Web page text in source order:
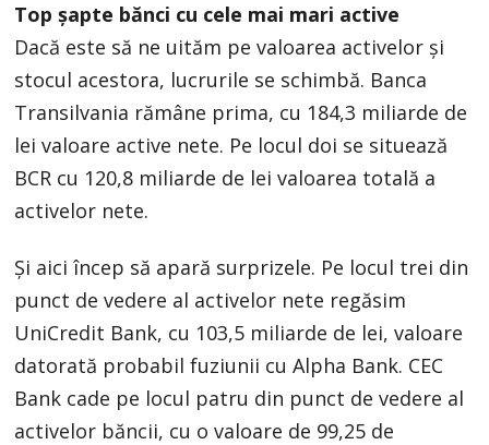
Top șapte bănci cu cele mai mari active
Dacă este să ne uităm pe valoarea activelor și
stocul acestora, lucrurile se schimbă. Banca
Transilvania rămâne prima, cu 184,3 miliarde de
lei valoare active nete. Pe locul doi se situează
BCR cu 120,8 miliarde de lei valoarea totală a
activelor nete.
Și aici încep să apară surprizele. Pe locul trei din
punct de vedere al activelor nete regăsim
UniCredit Bank, cu 103,5 miliarde de lei, valoare
datorată probabil fuziunii cu Alpha Bank. CEC
Bank cade pe locul patru din punct de vedere al
activelor băncii, cu o valoare de 99,25 de